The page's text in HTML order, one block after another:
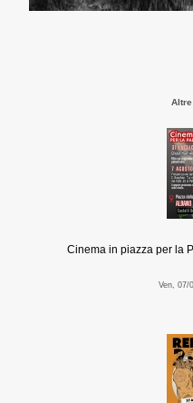
Cinema in piazza per la
Ven, 07/